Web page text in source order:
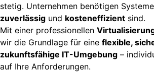
stetig. Unternehmen benötigen
zuverlässig und kosteneffizient sind.
Mit einer professionellen
wir die Grundlage für eine flexible,
zukunftsfähige IT-Umgebung –
auf Ihre Anforderungen.